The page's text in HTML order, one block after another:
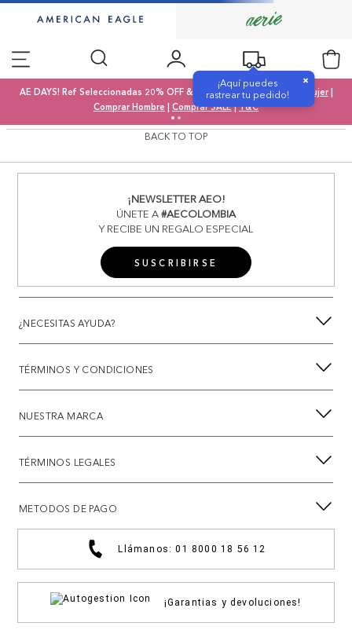
¡Aquí puedes
rastrear tu pedido!
×
AE DAYS! Ref Seleccionadas 20% OFF & SALE 50% OFF | Comprar Mujer|
Comprar Hombre | Comprar SALE|T&C
BACK TO TOP
¡NEWSLETTER AEO!
ÚNETE A#AECOLOMBIA
Y RECIBE UN REGALO ESPECIAL
SUSCRIBIRSE
¿NECESITAS AYUDA?
TÉRMINOS Y CONDICIONES
NUESTRA MARCA
TÉRMINOS LEGALES
METODOS DE PAGO
Llámanos: 01 8000 18 56 12
¡Garantias y devoluciones!